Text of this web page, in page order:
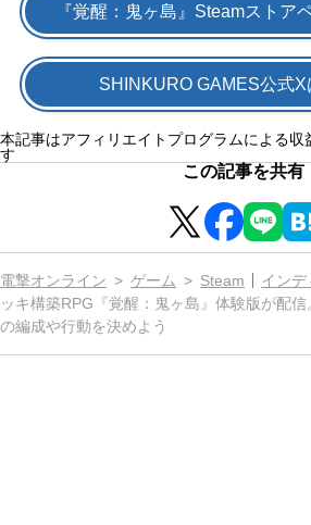
『覚醒：鬼ヶ島』Steamストア
SHINKURO GAMES公式X
本記事はアフィリエイトプログラムによる収
す
この記事を共有
電撃オンライン ゲーム Steam インデ
ッキ構築RPG『覚醒：鬼ヶ島』体験版が配
の編成や行動を決めよう